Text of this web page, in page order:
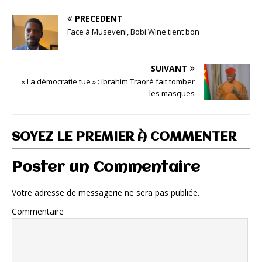
PRÉCÉDENT
Face à Museveni, Bobi Wine tient bon
SUIVANT
« La démocratie tue » : Ibrahim Traoré fait tomber
les masques
SOYEZ LE PREMIER À COMMENTER
Poster un Commentaire
Votre adresse de messagerie ne sera pas publiée.
Commentaire